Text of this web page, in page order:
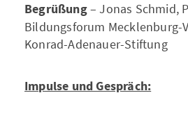
Begrüßung– Jonas Schmid,
Bildungsforum Mecklenburg-
Konrad-Adenauer-Stiftung
Impulse und Gespräch: